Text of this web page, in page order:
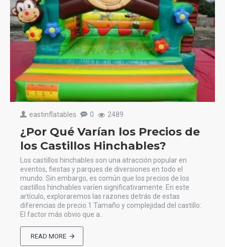
eastinflatables 0 2489
¿Por Qué Varían los Precios de
los Castillos Hinchables?
Los castillos hinchables son una atracción popular en
eventos, fiestas y parques de diversiones en todo el
mundo. Sin embargo, es común que los precios de los
castillos hinchables varíen significativamente. En este
artículo, exploraremos las razones detrás de estas
diferencias de precio.1 Tamaño y complejidad del castillo:
El factor más obvio que a..
READ MORE